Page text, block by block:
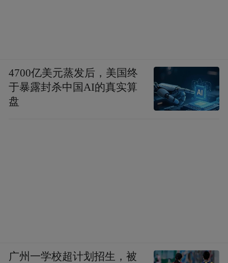
4700亿美元蒸发后，美国终
于暴露封杀中国AI的真实算
盘
广州一学校超计划招生，被